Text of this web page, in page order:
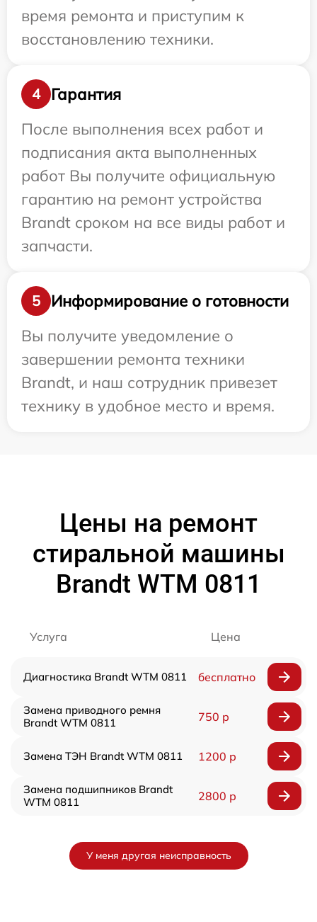
время ремонта и приступим к
восстановлению техники.
4
Гарантия
После выполнения всех работ и
подписания акта выполненных
работ Вы получите официальную
гарантию на ремонт устройства
Brandt сроком на все виды работ и
запчасти.
5
Информирование о готовности
Вы получите уведомление о
завершении ремонта техники
Brandt, и наш сотрудник привезет
технику в удобное место и время.
Цены на ремонт
стиральной машины
Brandt WTM 0811
Услуга Цена
Диагностика Brandt WTM 0811 бесплатно
Замена приводного ремня
Brandt WTM 0811
750 р
Замена ТЭН Brandt WTM 0811 1200 р
Замена подшипников Brandt
WTM 0811
2800 р
У меня другая неисправность